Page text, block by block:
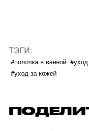
ТЭГИ:
#полочка в ванной
#уход за кожей